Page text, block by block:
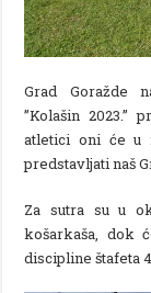
Grad Goražde
”Kolašin 2023.”
atletici oni će u
predstavljati naš
Za sutra su u
košarkaša, dok
discipline štafeta